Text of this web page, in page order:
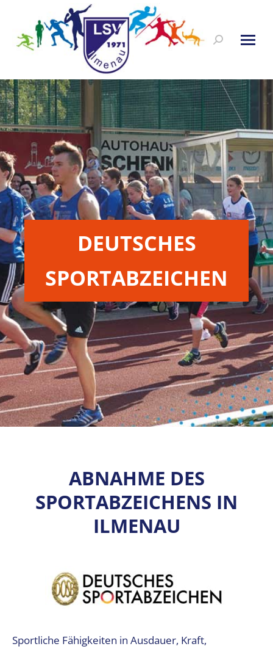
Search:
DEUTSCHES
SPORTABZEICHEN
ABNAHME DES
SPORTABZEICHENS IN
ILMENAU
Sportliche Fähigkeiten in Ausdauer, Kraft,